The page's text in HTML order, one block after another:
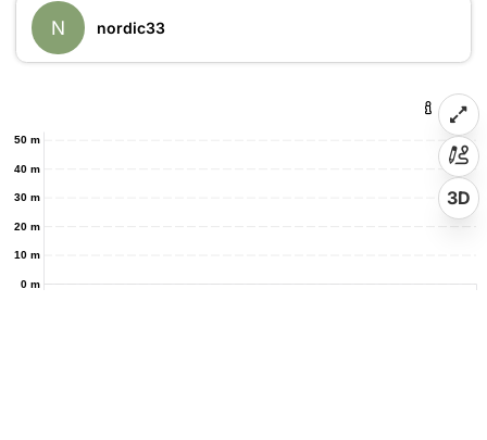
N nordic33
0 m
10 m
20 m
30 m
40 m
50 m
3D